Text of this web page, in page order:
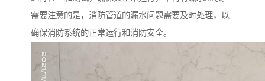
需要注意的是，消防管道的漏水问题需要及时处理，以
确保消防系统的正常运行和消防安全。